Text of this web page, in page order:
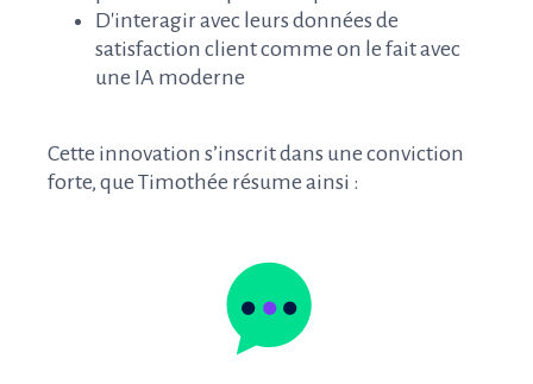
D'interagir avec leurs données de
satisfaction client comme on le fait avec
une IA moderne
Cette innovation s’inscrit dans une conviction
forte, que Timothée résume ainsi :